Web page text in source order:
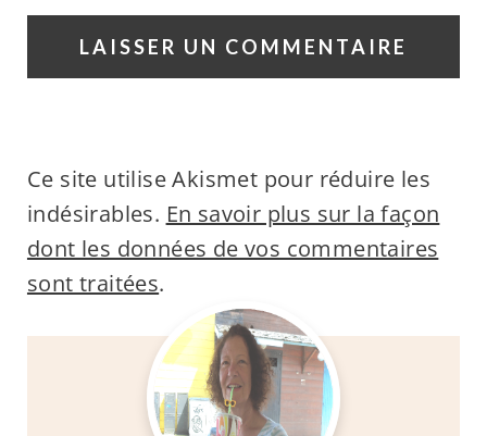
Ce site utilise Akismet pour réduire les
indésirables. En savoir plus sur la façon
dont les données de vos commentaires
sont traitées.